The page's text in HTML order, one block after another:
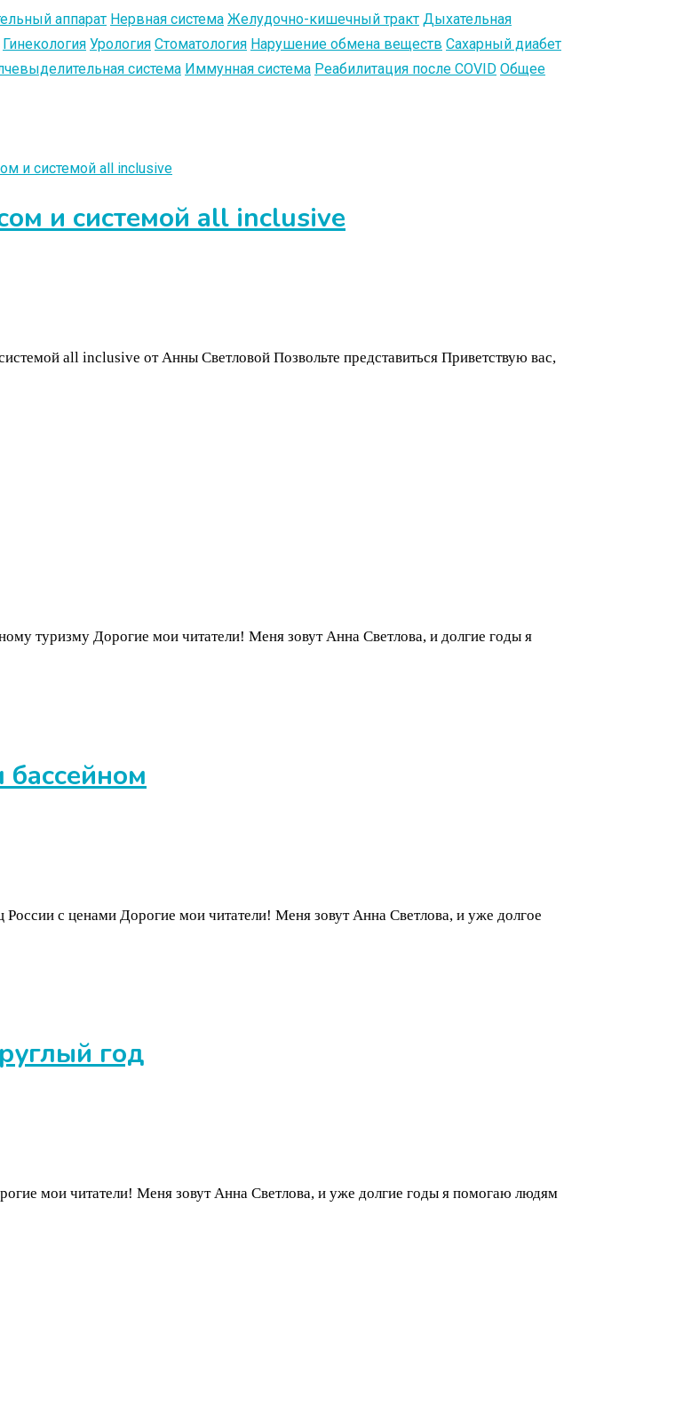
аппарат Нервная система Желудочно-кишечный тракт Дыхательная
Гинекология Урология Стоматология Нарушение обмена веществ Сахарный диабет
система Иммунная система Реабилитация после COVID Общее
и системой all inclusive
all inclusive от Анны Светловой Позвольте представиться Приветствую вас,
туризму Дорогие мои читатели! Меня зовут Анна Светлова, и долгие годы я
с ценами Дорогие мои читатели! Меня зовут Анна Светлова, и уже долгое
год
мои читатели! Меня зовут Анна Светлова, и уже долгие годы я помогаю людям